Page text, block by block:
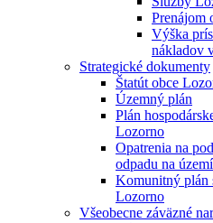
Prenájom
Výška
nákladov
Strategické dokumenty
Štatút obce
Územný plán
Plán
Lozorno
Opatrenia na
odpadu na
Komunitný plán
Lozorno
Všeobecne záväzné